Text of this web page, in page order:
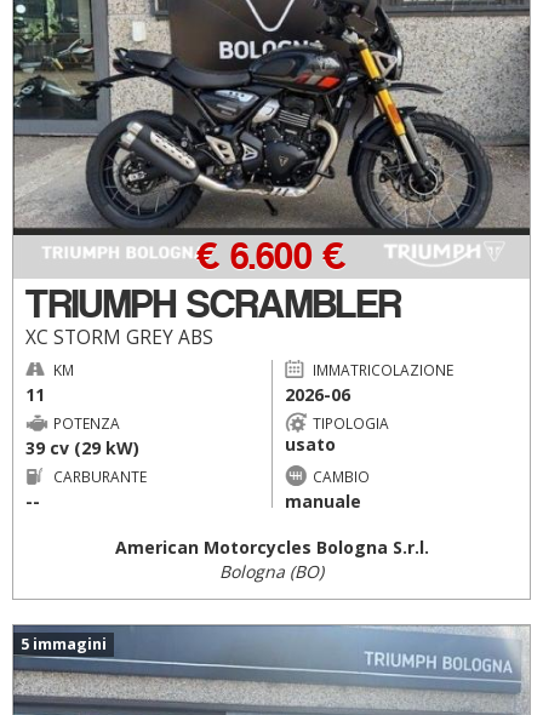
TRIUMPH SCRAMBLER
XC STORM GREY ABS
€ 6.600 €
KM
11
IMMATRICOLAZIONE
2026-06
POTENZA
39 cv (29 kW)
TIPOLOGIA
usato
CARBURANTE
--
CAMBIO
manuale
American Motorcycles Bologna S.r.l.
Bologna (BO)
5 immagini